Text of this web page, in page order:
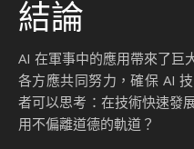
結論
AI 在軍事中的應用帶來了巨
各方應共同努力，確保 AI
者可以思考：在技術快速發
用不偏離道德的軌道？